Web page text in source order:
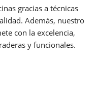
gracias a técnicas
Además, nuestro
con la excelencia,
y funcionales.